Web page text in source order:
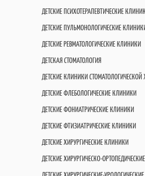
ДЕТСКИЕ ПСИХОТЕРАПЕВТИЧЕСКИЕ
ДЕТСКИЕ ПУЛЬМОНОЛОГИЧЕСКИЕ
ДЕТСКИЕ РЕВМАТОЛОГИЧЕСКИЕ КЛИНИКИ
ДЕТСКАЯ СТОМАТОЛОГИЯ
ДЕТСКИЕ КЛИНИКИ СТОМАТОЛОГИЧЕСКОЙ
ДЕТСКИЕ ФЛЕБОЛОГИЧЕСКИЕ КЛИНИКИ
ДЕТСКИЕ ФОНИАТРИЧЕСКИЕ КЛИНИКИ
ДЕТСКИЕ ФТИЗИАТРИЧЕСКИЕ КЛИНИКИ
ДЕТСКИЕ ХИРУРГИЧЕСКИЕ КЛИНИКИ
ДЕТСКИЕ ХИРУРГИЧЕСКО-